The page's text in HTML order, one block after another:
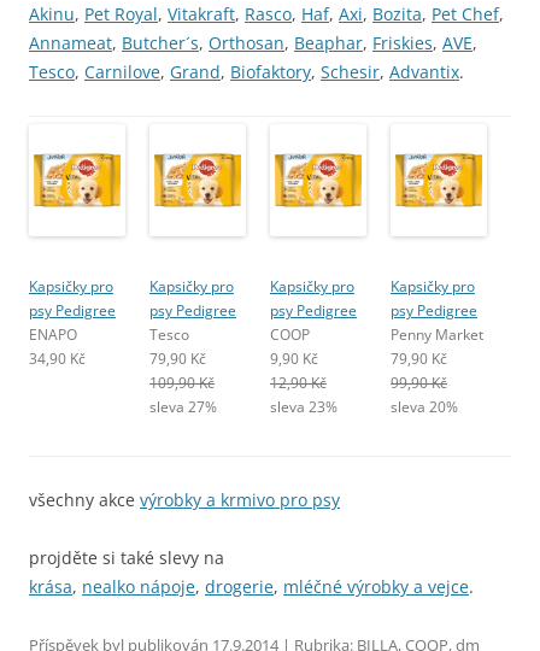
Akinu, Pet Royal, Vitakraft, Rasco, Haf, Axi, Bozita, Pet Chef,
Annameat, Butcher´s, Orthosan, Beaphar, Friskies, AVE,
Tesco, Carnilove, Grand, Biofaktory, Schesir, Advantix.
Kapsičky pro
psy Pedigree
ENAPO
34,90 Kč
Kapsičky pro
psy Pedigree
Tesco
79,90 Kč
109,90 Kč
sleva 27%
Kapsičky pro
psy Pedigree
COOP
9,90 Kč
12,90 Kč
sleva 23%
Kapsičky pro
psy Pedigree
Penny Market
79,90 Kč
99,90 Kč
sleva 20%
všechny akce výrobky a krmivo pro psy
projděte si také slevy na
krása, nealko nápoje, drogerie, mléčné výrobky a vejce.
Příspěvek byl publikován 17.9.2014| Rubrika: BILLA,COOP,dm